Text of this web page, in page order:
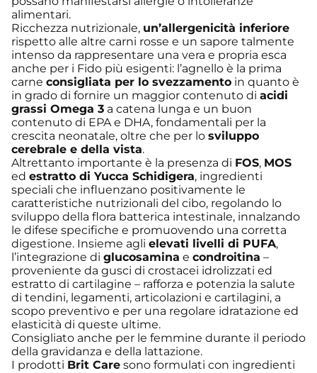
alimentari.
Ricchezza nutrizionale, un’allergenicità inferiore
rispetto alle altre carni rosse e un sapore talmente
intenso da rappresentare una vera e propria esca
anche per i Fido più esigenti: l’agnello è la prima
carne consigliata per lo svezzamento in quanto è
in grado di fornire un maggior contenuto di acidi
grassi Omega 3 a catena lunga e un buon
contenuto di EPA e DHA, fondamentali per la
crescita neonatale, oltre che per lo sviluppo
cerebrale e della vista.
Altrettanto importante è la presenza di FOS, MOS
ed estratto di Yucca Schidigera, ingredienti
speciali che influenzano positivamente le
caratteristiche nutrizionali del cibo, regolando lo
sviluppo della flora batterica intestinale, innalzando
le difese specifiche e promuovendo una corretta
digestione. Insieme agli elevati livelli di PUFA,
l’integrazione di glucosamina e condroitina –
proveniente da gusci di crostacei idrolizzati ed
estratto di cartilagine – rafforza e potenzia la salute
di tendini, legamenti, articolazioni e cartilagini, a
scopo preventivo e per una regolare idratazione ed
elasticità di queste ultime.
Consigliato anche per le femmine durante il periodo
della gravidanza e della lattazione.
I prodotti Brit Care sono formulati con ingredienti